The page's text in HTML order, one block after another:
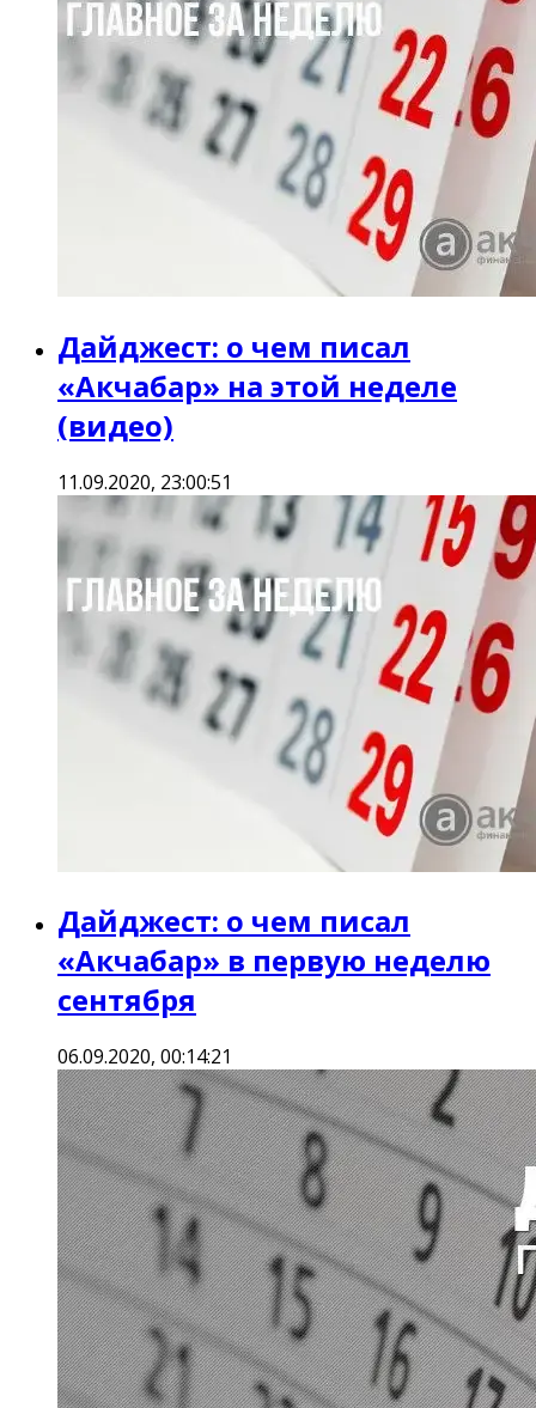
Дайджест: о чем писал
«Акчабар» на этой неделе
(видео)
11.09.2020, 23:00:51
Дайджест: о чем писал
«Акчабар» в первую неделю
сентября
06.09.2020, 00:14:21